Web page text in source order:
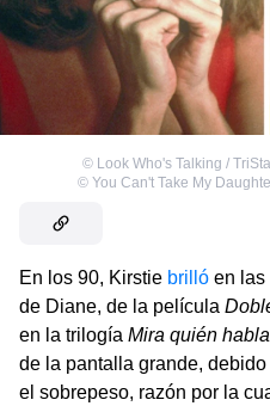
© Look Who's Talking /
© You Can't Take My
En los 90, Kirstie brilló en las
de Diane, de la película
en la trilogía Mira quién habla
de la pantalla grande,
el sobrepeso, razón por la